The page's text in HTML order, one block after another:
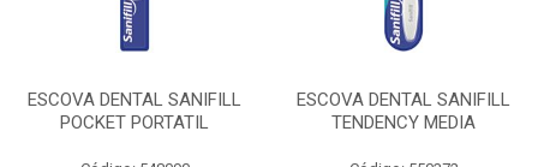
ESCOVA DENTAL SANIFILL
POCKET PORTATIL
ESCOVA DENTAL SANIFILL
TENDENCY MEDIA